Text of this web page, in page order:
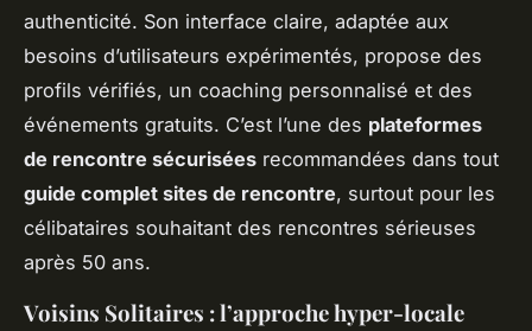
authenticité. Son interface claire, adaptée aux
besoins d’utilisateurs expérimentés, propose des
profils vérifiés, un coaching personnalisé et des
événements gratuits. C’est l’une des plateformes
de rencontre sécurisées recommandées dans tout
guide complet sites de rencontre, surtout pour les
célibataires souhaitant des rencontres sérieuses
après 50 ans.
Voisins Solitaires : l’approche hyper-locale